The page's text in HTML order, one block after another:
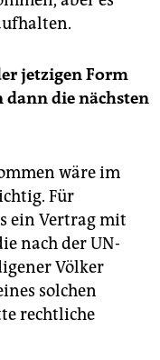
jetzigen Form
dann die nächsten
wäre im
Für
ein Vertrag mit
nach der UN-
Völker
solchen
rechtliche